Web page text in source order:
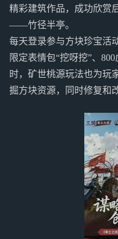
精彩建筑作品，成功欣赏
——竹径半亭。
每天登录参与方块珍宝活
限定表情包“挖呀挖”、
时，矿世桃源玩法也为玩
掘方块资源，同时修复和